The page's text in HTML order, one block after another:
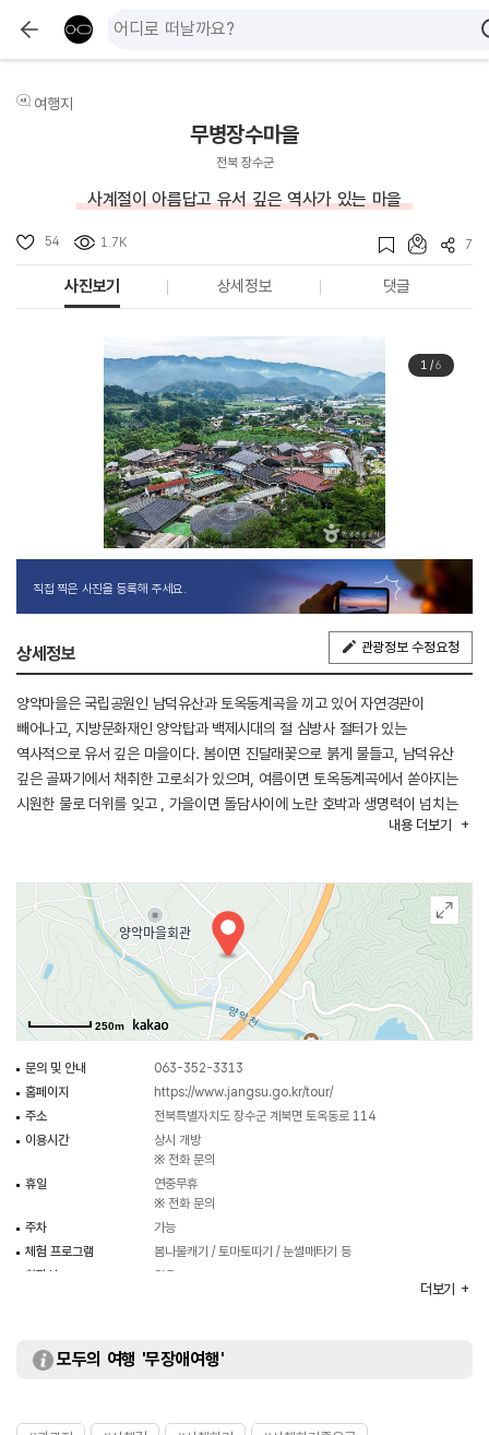
여행지
무병장수마을
전북 장수군
사계절이 아름답고 유서 깊은 역사가 있는 마을
54 1.7K 7
사진보기 상세정보 댓글
1/6
직접 찍은 사진을 등록해 주세요.
상세정보 관광정보 수정요청
양악마을은 국립공원인 남덕유산과 토옥동계곡을 끼고 있어 자연경관이
빼어나고, 지방문화재인 양악탑과 백제시대의 절 심방사 절터가 있는
역사적으로 유서 깊은 마을이다. 봄이면 진달래꽃으로 붉게 물들고, 남덕유산
깊은 골짜기에서 채취한 고로쇠가 있으며, 여름이면 토옥동계곡에서 쏟아지는
시원한 물로 더위를 잊고 , 가을이면 돌담사이에 노란 호박과 생명력이 넘치는
곡식이 풍부하고 , 겨울이면 양악저수지에서 빙어를 낚을 수 있다. 그리고
지금까지 우리 한글의 과거와 현재, 미래를 경험할 수 있다.
내용 더보기
250m
문의 및 안내
063-352-3313
홈페이지
https://www.jangsu.go.kr/tour/
주소
전북특별자치도 장수군 계북면 토옥동로 114
이용시간
상시 개방
※ 전화 문의
휴일
연중무휴
※ 전화 문의
주차
가능
체험 프로그램
봄나물캐기 / 토마토따기 / 눈썰매타기 등
화장실
있음
더보기
모두의 여행 '무장애여행'